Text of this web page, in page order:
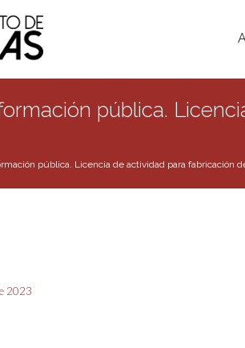
pública.
pública. Licencia de actividad para fabricación
2023